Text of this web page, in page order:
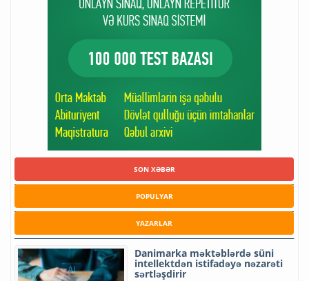
SON XƏBƏR
POPULYAR
YAZARLAR
Danimarka məktəblərdə süni
intellektdən istifadəyə nəzarəti
sərtləşdirir